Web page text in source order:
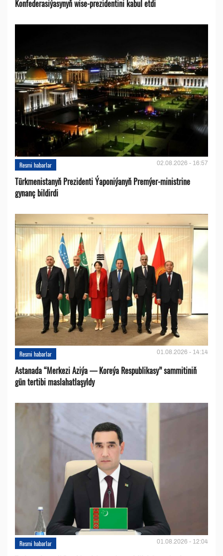
Konfederasiýasynyň wise-prezidentini kabul etdi
Resmi habarlar 02.08.2026 - 16:57
Türkmenistanyň Prezidenti Ýaponiýanyň Premýer-ministrine
gynanç bildirdi
Resmi habarlar 01.08.2026 - 14:14
Astanada “Merkezi Aziýa — Koreýa Respublikasy” sammitiniň
gün tertibi maslahatlaşyldy
Resmi habarlar 01.08.2026 - 12:04